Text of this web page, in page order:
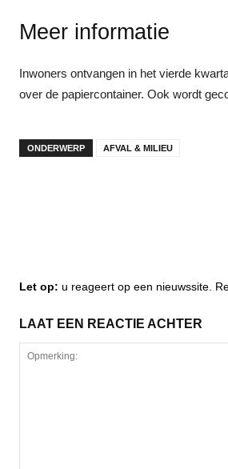
Meer informatie
Inwoners ontvangen in het vierde
over de papiercontainer. Ook wordt
ONDERWERP AFVAL & MILIEU
Let op: u reageert op een nieuwssite.
LAAT EEN REACTIE ACHTER